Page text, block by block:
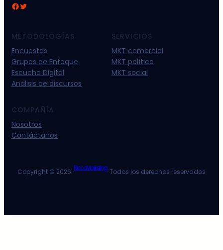
Facebook Twitter
METODOLOGÍAS
Encuestas
Grupos de Enfoque
Escucha Digital
Análisis de discursos
SERVICIOS
MKT comercial
MKT político
MKT social
COMPAÑÍA
Nosotros
Contáctanos
Copyright © 2026 ·RiccoMarketing· Todos los derechos reservados